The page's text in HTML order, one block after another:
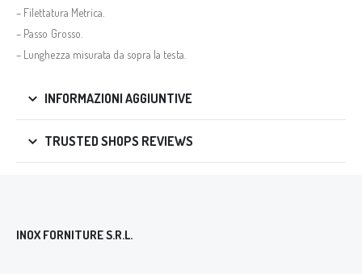
– Filettatura Metrica.
– Passo Grosso.
– Lunghezza misurata da sopra la testa.
INFORMAZIONI AGGIUNTIVE
TRUSTED SHOPS REVIEWS
INOX FORNITURE S.R.L.